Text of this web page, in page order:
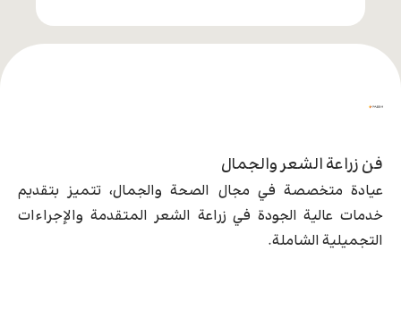
فن زراعة الشعر والجمال
عيادة متخصصة في مجال الصحة والجمال، تتميز بتقديم
خدمات عالية الجودة في زراعة الشعر المتقدمة والإجراءات
التجميلية الشاملة.